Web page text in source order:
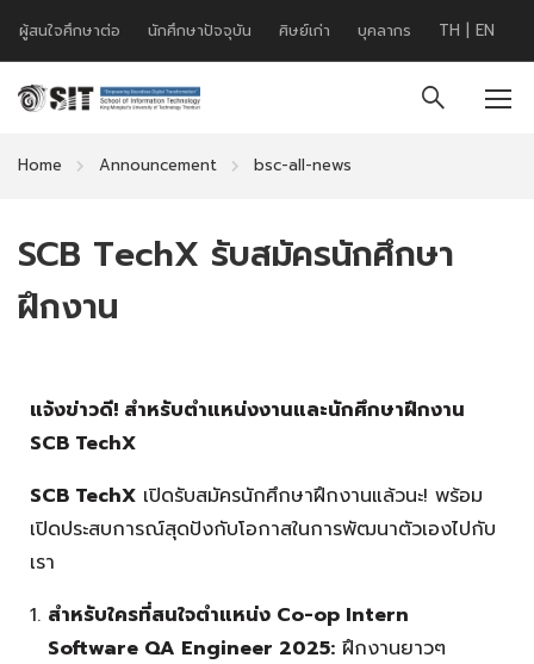
ผู้สนใจศึกษาต่อ นักศึกษาปัจจุบัน ศิษย์เก่า บุคลากร TH | EN
Home Announcement bsc-all-news
SCB TechX รับสมัครนักศึกษา
ฝึกงาน
แจ้งข่าวดี! สำหรับตำแหน่งงานและนักศึกษาฝึกงาน
SCB TechX
SCB TechX เปิดรับสมัครนักศึกษาฝึกงานแล้วนะ! พร้อม
เปิดประสบการณ์สุดปังกับโอกาสในการพัฒนาตัวเองไปกับ
เรา
สำหรับใครที่สนใจตำแหน่ง Co-op Intern
Software QA Engineer 2025: ฝึกงานยาวๆ